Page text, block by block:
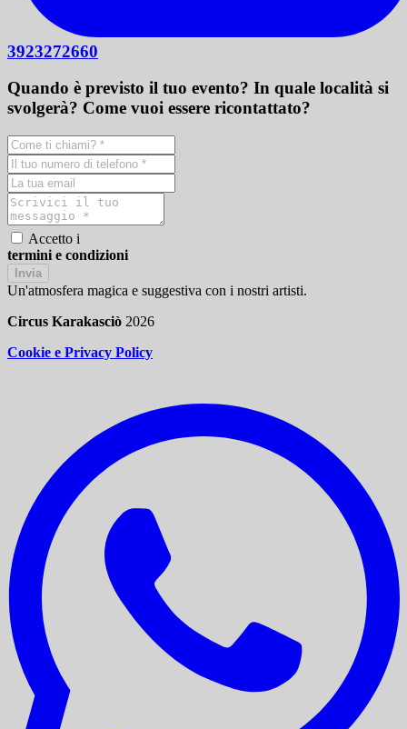
3923272660
Quando è previsto il tuo evento? In quale località si
svolgerà? Come vuoi essere ricontattato?
Accetto i
termini e condizioni
Invia
Un'atmosfera magica e suggestiva con i nostri artisti.
Circus Karakasciò 2026
Cookie e Privacy Policy